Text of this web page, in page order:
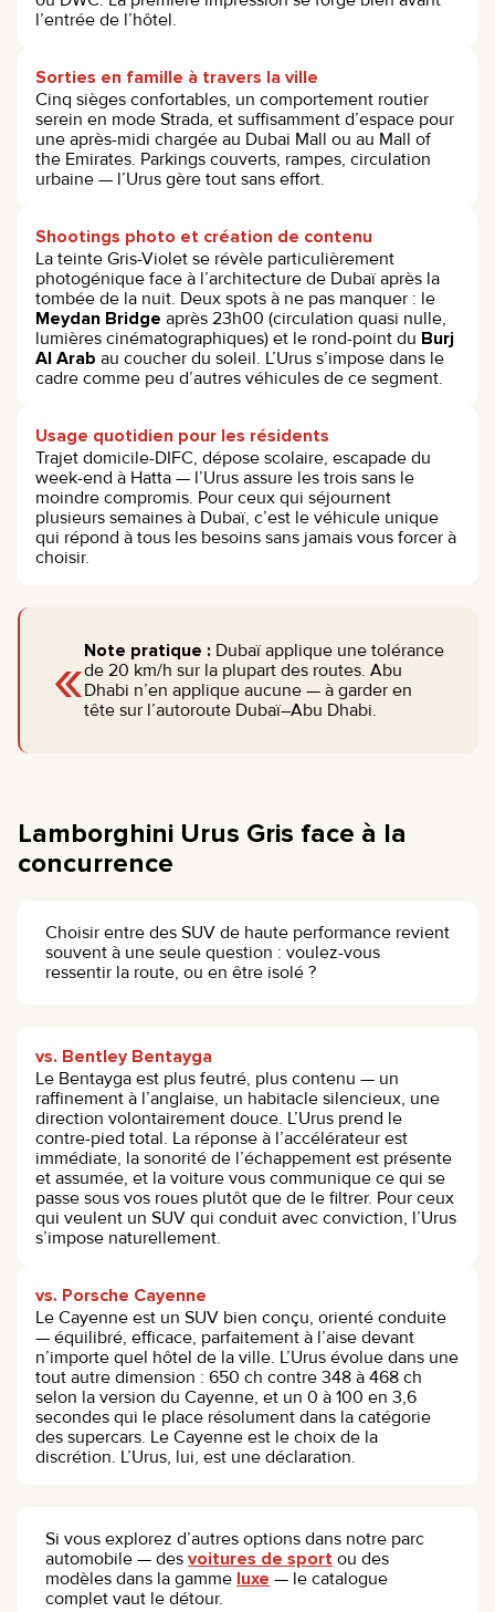
l’entrée de l’hôtel.
Sorties en famille à travers la ville
Cinq sièges confortables, un comportement routier
serein en mode Strada, et suffisamment d’espace pour
une après-midi chargée au Dubai Mall ou au Mall of
the Emirates. Parkings couverts, rampes, circulation
urbaine — l’Urus gère tout sans effort.
Shootings photo et création de contenu
La teinte Gris-Violet se révèle particulièrement
photogénique face à l’architecture de Dubaï après la
tombée de la nuit. Deux spots à ne pas manquer : le
Meydan Bridge après 23h00 (circulation quasi nulle,
lumières cinématographiques) et le rond-point du Burj
Al Arab au coucher du soleil. L’Urus s’impose dans le
cadre comme peu d’autres véhicules de ce segment.
Usage quotidien pour les résidents
Trajet domicile-DIFC, dépose scolaire, escapade du
week-end à Hatta — l’Urus assure les trois sans le
moindre compromis. Pour ceux qui séjournent
plusieurs semaines à Dubaï, c’est le véhicule unique
qui répond à tous les besoins sans jamais vous forcer à
choisir.
«Note pratique : Dubaï applique une tolérance
de 20 km/h sur la plupart des routes. Abu
Dhabi n’en applique aucune — à garder en
tête sur l’autoroute Dubaï–Abu Dhabi.
Lamborghini Urus Gris face à la
concurrence
Choisir entre des SUV de haute performance revient
souvent à une seule question : voulez-vous
ressentir la route, ou en être isolé ?
vs. Bentley Bentayga
Le Bentayga est plus feutré, plus contenu — un
raffinement à l’anglaise, un habitacle silencieux, une
direction volontairement douce. L’Urus prend le
contre-pied total. La réponse à l’accélérateur est
immédiate, la sonorité de l’échappement est présente
et assumée, et la voiture vous communique ce qui se
passe sous vos roues plutôt que de le filtrer. Pour ceux
qui veulent un SUV qui conduit avec conviction, l’Urus
s’impose naturellement.
vs. Porsche Cayenne
Le Cayenne est un SUV bien conçu, orienté conduite
— équilibré, efficace, parfaitement à l’aise devant
n’importe quel hôtel de la ville. L’Urus évolue dans une
tout autre dimension : 650 ch contre 348 à 468 ch
selon la version du Cayenne, et un 0 à 100 en 3,6
secondes qui le place résolument dans la catégorie
des supercars. Le Cayenne est le choix de la
discrétion. L’Urus, lui, est une déclaration.
Si vous explorez d’autres options dans notre parc
automobile — des voitures de sport ou des
modèles dans la gamme luxe — le catalogue
complet vaut le détour.